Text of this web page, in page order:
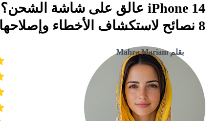
iPhone 14 عالق على شاشة الشحن؟
8 نصائح لاستكشاف الأخطاء وإصلاحها!
بقلم Mahra Mariam